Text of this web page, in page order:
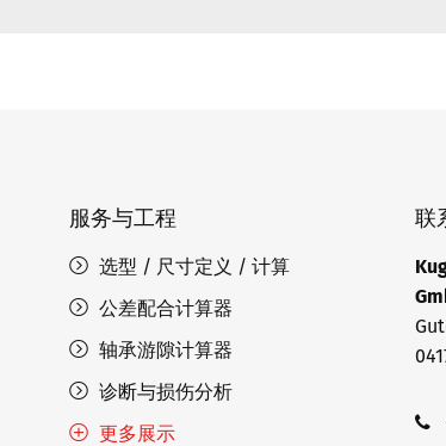
服务与工程
选型 / 尺寸定义 / 计算
公差配合计算器
轴承游隙计算器
诊断与损伤分析
更多展示
联